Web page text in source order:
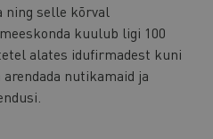
ning selle kõrval
kuulub ligi 100
alates idufirmadest kuni
nutikamaid ja